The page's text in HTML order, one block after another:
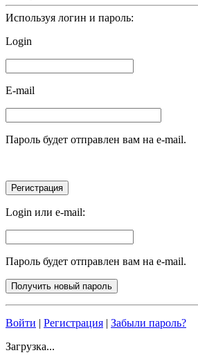
Используя логин и пароль:
Login
E-mail
Пароль будет отправлен вам на e-mail.
Login или e-mail:
Пароль будет отправлен вам на e-mail.
Войти | Регистрация | Забыли пароль?
Загрузка...